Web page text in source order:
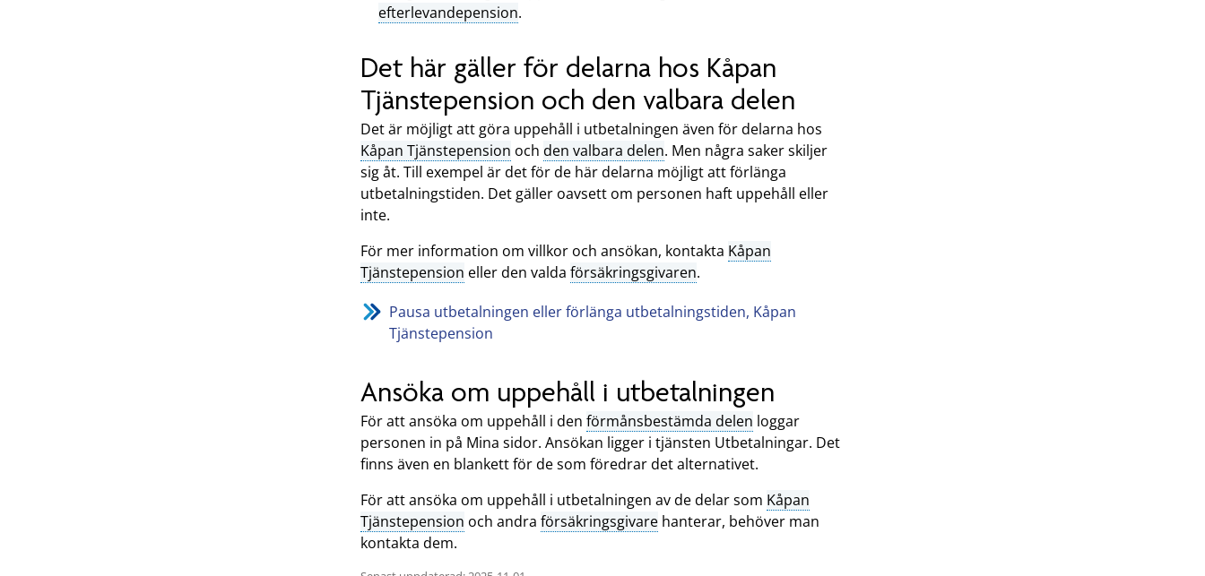
efterlevandepension.
Det här gäller för delarna hos Kåpan
Tjänstepension och den valbara delen
Det är möjligt att göra uppehåll i utbetalningen även för delarna hos
Kåpan Tjänstepension och den valbara delen. Men några saker skiljer
sig åt. Till exempel är det för de här delarna möjligt att förlänga
utbetalningstiden. Det gäller oavsett om personen haft uppehåll eller
inte.
För mer information om villkor och ansökan, kontakta Kåpan
Tjänstepension eller den valda försäkringsgivaren.
Pausa utbetalningen eller förlänga utbetalningstiden, Kåpan
Tjänstepension
Ansöka om uppehåll i utbetalningen
För att ansöka om uppehåll i den förmånsbestämda delen loggar
personen in på Mina sidor. Ansökan ligger i tjänsten Utbetalningar. Det
finns även en blankett för de som föredrar det alternativet.
För att ansöka om uppehåll i utbetalningen av de delar som Kåpan
Tjänstepension och andra försäkringsgivare hanterar, behöver man
kontakta dem.